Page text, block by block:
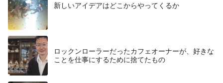
​新しいアイデアはどこからやってくるか
ロックンローラーだったカフェオーナーが、好きな
ことを仕事にするために捨てたもの